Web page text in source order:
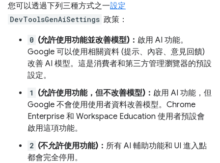
您可以透過下列三種方式之一設定
DevToolsGenAiSettings 政策：
0 (允許使用功能並改善模型)： 啟用 AI 功能。
Google 可以使用相關資料 (提示、內容、意見回饋)
改善 AI 模型。這是消費者和第三方管理瀏覽器的預設
設定。
1 (允許使用功能，但不改善模型)： 啟用 AI 功能，但
Google 不會使用使用者資料改善模型。Chrome
Enterprise 和 Workspace Education 使用者預設會
啟用這項功能。
2 (不允許使用功能)： 所有 AI 輔助功能和 UI 進入點
都會完全停用。